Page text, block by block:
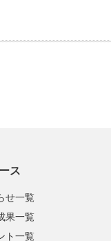
ス
せ一覧
果一覧
ト一覧